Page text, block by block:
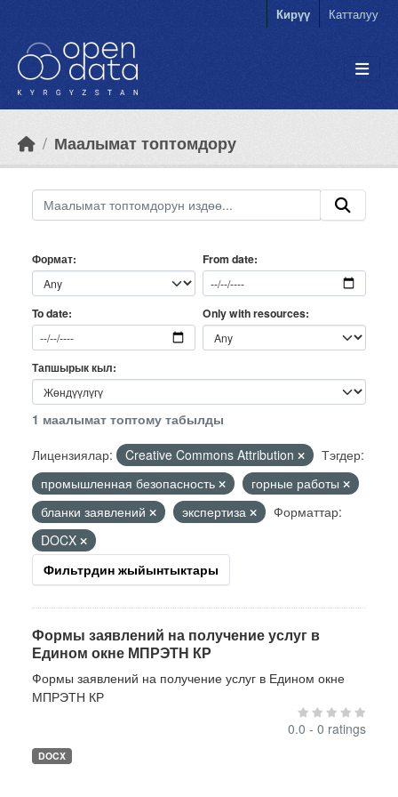
Кирүү Катталуу
Маалымат топтомдору
Формат From date
To date Only with resources
Тапшырык кыл
1 маалымат топтому табылды
Лицензиялар:
Creative Commons Attribution
Тэгдер:
промышленная безопасность
горные работы
бланки заявлений
экспертиза
Форматтар:
DOCX
Фильтрдин жыйынтыктары
Формы заявлений на получение услуг в
Едином окне МПРЭТН КР
Формы заявлений на получение услуг в Едином окне
МПРЭТН КР
0.0 - 0 ratings
DOCX